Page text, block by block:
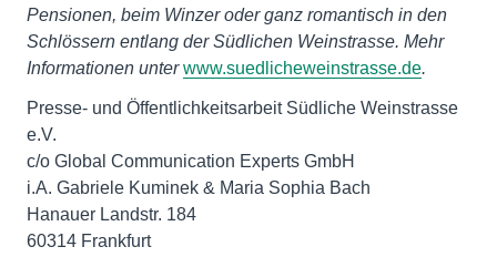
Pensionen, beim Winzer oder ganz romantisch in den
Schlössern entlang der Südlichen Weinstrasse. Mehr
Informationen unterwww.suedlicheweinstrasse.de.
Presse- und Öffentlichkeitsarbeit Südliche Weinstrasse
e.V.
c/o Global Communication Experts GmbH
i.A. Gabriele Kuminek & Maria Sophia Bach
Hanauer Landstr. 184
60314 Frankfurt